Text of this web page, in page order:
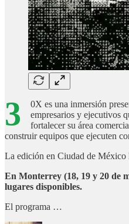
3
0X es una inmersión
empresarios y ejecutivos
fortalecer su área
construir equipos que ejecuten
La edición en Ciudad de México
En Monterrey (18, 19 y 20 de
lugares disponibles.
El programa …